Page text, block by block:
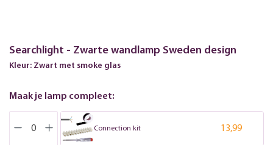
Searchlight - Zwarte wandlamp Sweden design
Kleur: Zwart met smoke glas
Maak je lamp compleet:
Connection kit 13,99